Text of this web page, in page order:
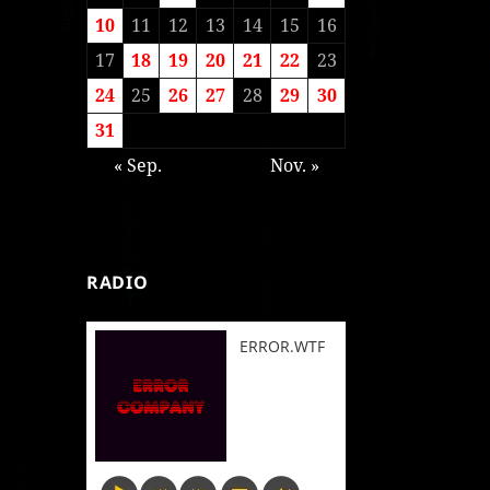
10
11 12 13 14 15
16
17
18 19 20 21 22
23
24
25 26 27 28 29
30
31
« Sep.
Nov. »
RADIO
ERROR.WTF